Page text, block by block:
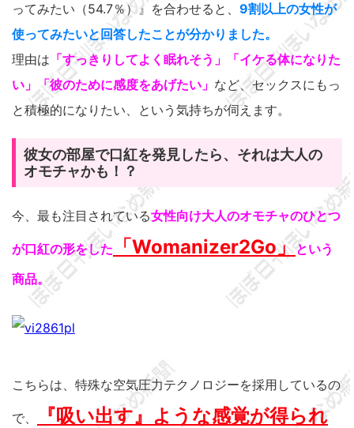
ってみたい（54.7％）』を合わせると、 9割以上の女性が
使ってみたいと回答したことが分かりました。
理由は 「すっきりしてよく眠れそう」「イケる体になりた
い」「彼のために感度をあげたい」 など、セックスにもっ
と積極的になりたい、という気持ちが伺えます。
彼女の部屋で口紅を発見したら、それは大人の
オモチャかも！？
今、最も注目されている女性向け大人のオモチャのひとつ
が口紅の形をした 「Womanizer2Go」という
商品。
こちらは、特殊な空気圧力テクノロジーを採用しているの
で、
『吸い出す』ような感覚が得られ